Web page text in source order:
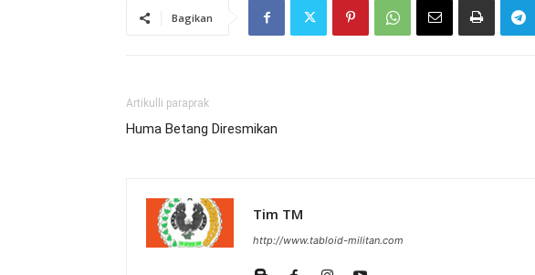
Bagikan
Artikulli paraprak
Huma Betang Diresmikan
Tim TM
http://www.tabloid-militan.com